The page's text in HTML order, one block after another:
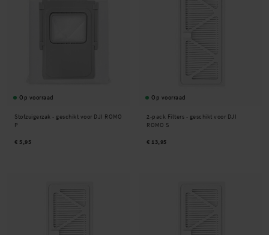
Op voorraad
Stofzuigerzak - geschikt voor DJI ROMO
P
€ 5,95
Op voorraad
2-pack Filters - geschikt voor DJI
ROMO S
€ 13,95